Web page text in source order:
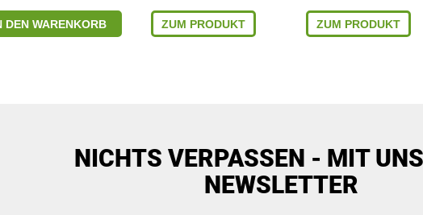
DEN WARENKORB ZUM PRODUKT ZUM PRODUKT
NICHTS VERPASSEN - MIT
NEWSLETTER